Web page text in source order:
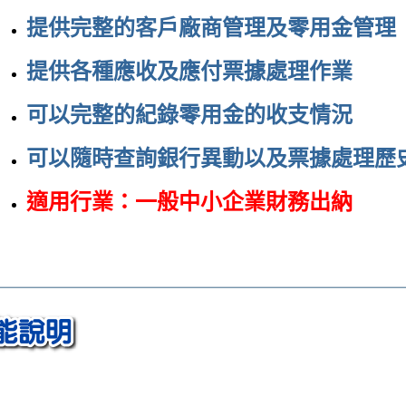
提供完整的客戶廠商管理及零用金管理
提供各種應收及應付票據處理作業
可以完整的紀錄零用金的收支情況
可以隨時查詢銀行異動以及票據處理歷
適用行業：一般中小企業財務出納